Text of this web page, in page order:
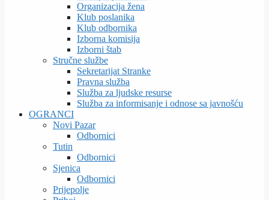
Organizacija žena
Klub poslanika
Klub odbornika
Izborna komisija
Izborni štab
Stručne službe
Sekretarijat Stranke
Pravna služba
Služba za ljudske resurse
Služba za informisanje i odnose sa javnošću
OGRANCI
Novi Pazar
Odbornici
Tutin
Odbornici
Sjenica
Odbornici
Prijepolje